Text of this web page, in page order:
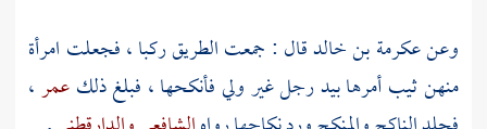
وعنعكرمة بن خالدقال : جمعت الطريق ركبا ، فجعلت امرأة
منهن ثيب أمرها بيد رجل غير ولي فأنكحها ، فبلغ ذلكعمر،